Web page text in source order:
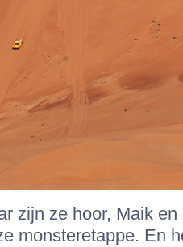
zijn ze hoor, Maik
monsteretappe. En